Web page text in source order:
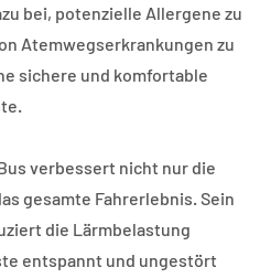
bei, potenzielle Allergene zu
Atemwegserkrankungen zu
sichere und komfortable
verbessert nicht nur die
gesamte Fahrerlebnis. Sein
die Lärmbelastung
entspannt und ungestört